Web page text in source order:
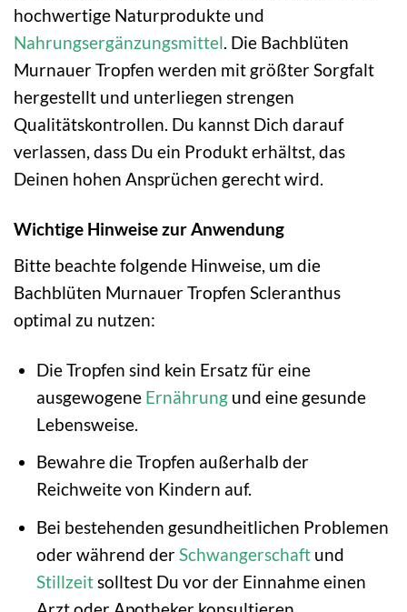
hochwertige Naturprodukte und
Nahrungsergänzungsmittel. Die Bachblüten
Murnauer Tropfen werden mit größter Sorgfalt
hergestellt und unterliegen strengen
Qualitätskontrollen. Du kannst Dich darauf
verlassen, dass Du ein Produkt erhältst, das
Deinen hohen Ansprüchen gerecht wird.
Wichtige Hinweise zur Anwendung
Bitte beachte folgende Hinweise, um die
Bachblüten Murnauer Tropfen Scleranthus
optimal zu nutzen:
Die Tropfen sind kein Ersatz für eine
ausgewogene Ernährungund eine gesunde
Lebensweise.
Bewahre die Tropfen außerhalb der
Reichweite von Kindern auf.
Bei bestehenden gesundheitlichen Problemen
oder während der Schwangerschaftund
Stillzeitsolltest Du vor der Einnahme einen